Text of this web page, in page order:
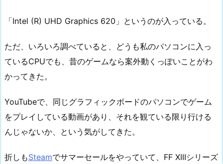
「Intel (R) UHD Graphics 620」というのが入っている。
ただ、いろいろ調べていると、どうも私のパソコンに入っ
ているCPUでも、昔のゲームなら案外動くっぽいことがわ
かってきた。
YouTubeで、同じグラフィックボードのパソコンでゲーム
をプレイしている動画があり、それを観ている限り行ける
んじゃないか、という気がしてきた。
折しもSteamでサマーセールをやっていて、FF XIIIシリーズ